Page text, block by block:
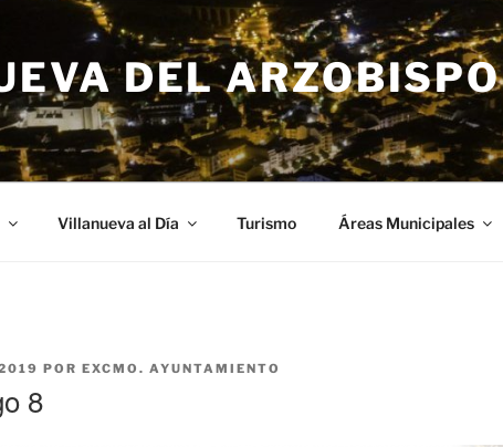
DEL ARZOBISPO
Villanueva al Día Turismo Áreas Municipales
POR EXCMO. AYUNTAMIENTO
8